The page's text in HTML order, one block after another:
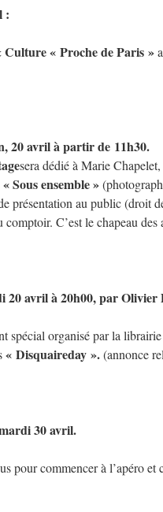
:
« Proche de Paris »
, 20 avril à partir de 11h30.
sera dédié à Marie Chapelet,
« Sous ensemble »
présentation au public (droit
C’est le chapeau
20 avril à 20h00, par Olivier
spécial organisé par la
« Disquaireday ».(annonce
30 avril.
pour commencer à l’apéro et